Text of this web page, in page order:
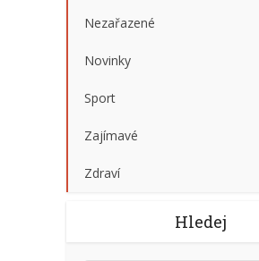
Nezařazené
Novinky
Sport
Zajímavé
Zdraví
Hledej